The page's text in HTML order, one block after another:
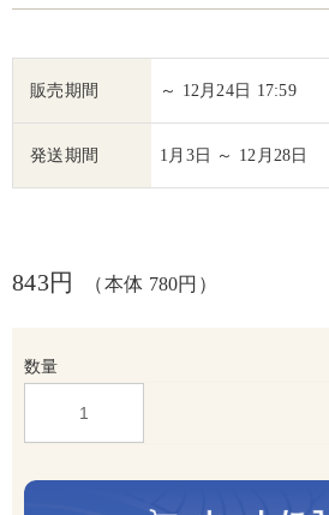
販売期間 ～ 12月24日 17:59
発送期間 1月3日 ～ 12月28日
843円 （本体 780円）
数量